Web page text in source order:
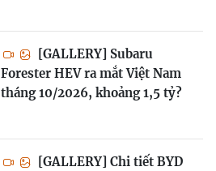
[GALLERY] Subaru
Forester HEV ra mắt Việt Nam
tháng 10/2026, khoảng 1,5 tỷ?
[GALLERY] Chi tiết BYD